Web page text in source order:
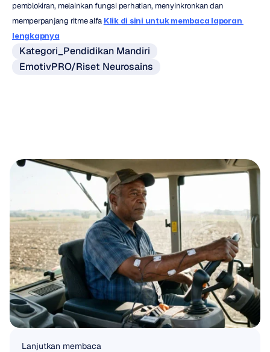
pemblokiran, melainkan fungsi perhatian, menyinkronkan dan
memperpanjang ritme alfa Klik di sini untuk membaca laporan
lengkapnya
Kategori_Pendidikan Mandiri
EmotivPRO/Riset Neurosains
Lanjutkan membaca